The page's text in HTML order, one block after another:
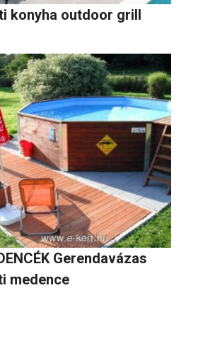
konyha outdoor grill
Gerendavázas
medence